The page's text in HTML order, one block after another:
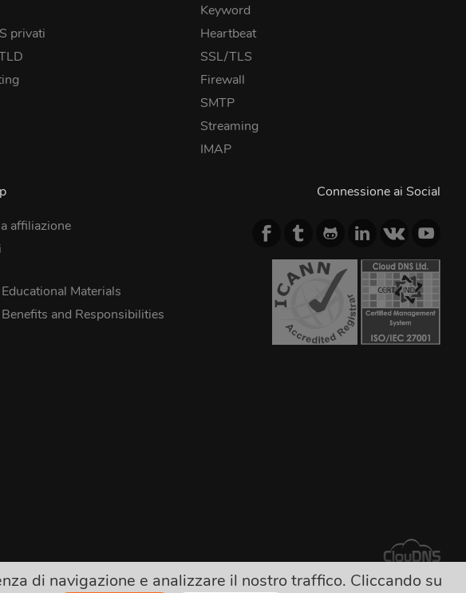
privati
Keyword
Heartbeat
SSL/TLS
Firewall
SMTP
Streaming
IMAP
affiliazione
Materials
and Responsibilities
Connessione ai Social
di navigazione e analizzare il nostro traffico. Cliccando su